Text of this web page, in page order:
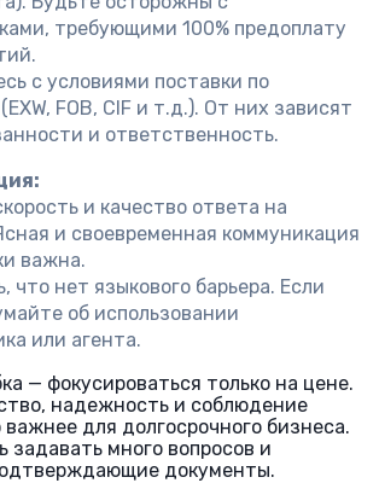
требующими 100% предоплату
с условиями поставки по
FOB, CIF и т.д.). От них зависят
и ответственность.
и качество ответа на
и своевременная коммуникация
важна.
что нет языкового барьера. Если
об использовании
или агента.
— фокусироваться только на цене.
надежность и соблюдение
важнее для долгосрочного бизнеса.
задавать много вопросов и
документы.